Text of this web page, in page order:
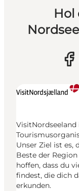
Hol
Unser Ziel ist es,
Beste der
hoffen, dass du
findest, die dich
erkunden.